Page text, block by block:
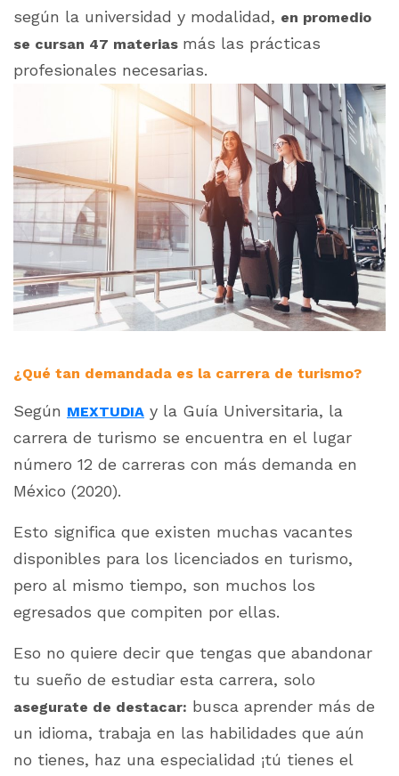
según la universidad y modalidad, en promedio
se cursan 47 materias más las prácticas
profesionales necesarias.
¿Qué tan demandada es la carrera de turismo?
Según MEXTUDIA y la Guía Universitaria, la
carrera de turismo se encuentra en el lugar
número 12 de carreras con más demanda en
México (2020).
Esto significa que existen muchas vacantes
disponibles para los licenciados en turismo,
pero al mismo tiempo, son muchos los
egresados que compiten por ellas.
Eso no quiere decir que tengas que abandonar
tu sueño de estudiar esta carrera, solo
asegurate de destacar: busca aprender más de
un idioma, trabaja en las habilidades que aún
no tienes, haz una especialidad ¡tú tienes el